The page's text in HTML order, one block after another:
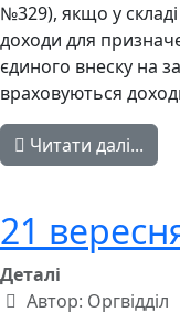
№329), якщо у
доходи для
єдиного внеску на
враховуються
Читати далі...
21
Деталі
Автор: Оргвідділ